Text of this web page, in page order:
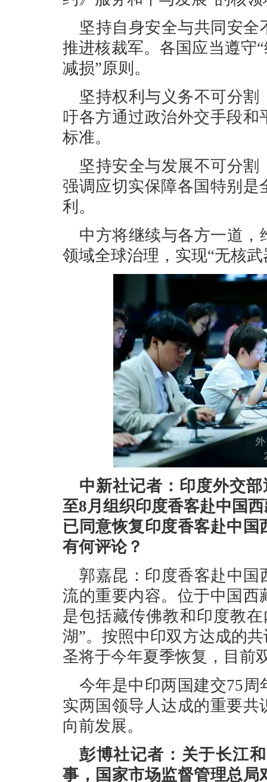
坚持自身安全与共同安
推进核裁军。各国应当遵守
减损”原则。
坚持权利与义务不可分
吁各方通过政治外交手段
标准。
坚持安全与发展不可分
强调应切实保障各国特别
利。
中方将继续与各方一道
领域全球治理，实现“无核
中新社记者：印度外交
至8月组织印度香客赴中国
已同意恢复印度香客赴中
有何评论？
郭嘉昆：印度香客赴中国
流的重要内容。位于中国
是包括藏传佛教和印度教
湖”。按照中印双方达成的
圣将于今年夏季恢复，目前
今年是中印两国建交75
实两国领导人达成的重要
向前发展。
彭博社记者：关于长江
事，国家市场监督管理总